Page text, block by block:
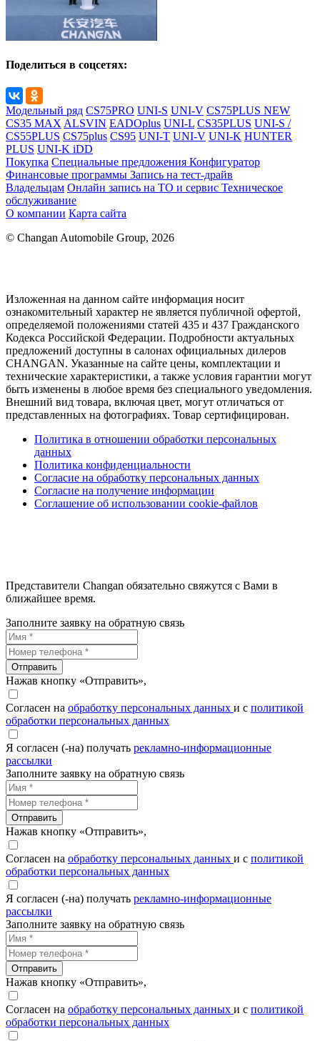
Поделиться в соцсетях:
Модельный ряд CS75PRO UNI-S UNI-V CS75PLUS NEW
CS35 MAX ALSVIN EADOplus UNI-L CS35PLUS UNI-S /
CS55PLUS CS75plus CS95 UNI-T UNI-V UNI-K HUNTER
PLUS UNI-K iDD
Покупка Специальные предложения Конфигуратор
Финансовые программы Запись на тест-драйв
Владельцам Онлайн запись на ТО и сервис Техническое
обслуживание
О компании Карта сайта
© Changan Automobile Group, 2026
Изложенная на данном сайте информация носит
ознакомительный характер не является публичной офертой,
определяемой положениями статей 435 и 437 Гражданского
Кодекса Российской Федерации. Подробности актуальных
предложений доступны в салонах официальных дилеров
CHANGAN. Указанные на сайте цены, комплектации и
технические характеристики, а также условия гарантии могут
быть изменены в любое время без специального уведомления.
Внешний вид товара, включая цвет, могут отличаться от
представленных на фотографиях. Товар сертифицирован.
Политика в отношении обработки персональных
данных
Политика конфиденциальности
Согласие на обработку персональных данных
Согласие на получение информации
Соглашение об использовании cookie-файлов
Представители Changan обязательно свяжутся с Вами в
ближайшее время.
Заполните заявку на обратную связь
Отправить
Нажав кнопку «Отправить»,
Согласен на обработку персональных данных и с политикой
обработки персональных данных
Я согласен (-на) получать рекламно-информационные
рассылки
Заполните заявку на обратную связь
Отправить
Нажав кнопку «Отправить»,
Согласен на обработку персональных данных и с политикой
обработки персональных данных
Я согласен (-на) получать рекламно-информационные
рассылки
Заполните заявку на обратную связь
Отправить
Нажав кнопку «Отправить»,
Согласен на обработку персональных данных и с политикой
обработки персональных данных